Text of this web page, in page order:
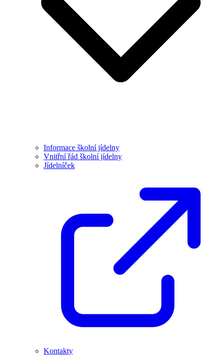
Informace školní jídelny
Vnitřní řád školní jídelny
Jídelníček
Kontakty